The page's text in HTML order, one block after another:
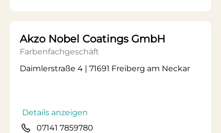
Akzo Nobel Coatings GmbH
Farbenfachgeschäft
Daimlerstraße 4 | 71691 Freiberg am Neckar
Details anzeigen
07141 7859780